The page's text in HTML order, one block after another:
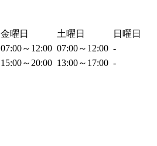
金曜日 土曜日
日曜日
07:00～12:00 07:00～12:00 -
15:00～20:00 13:00～17:00 -